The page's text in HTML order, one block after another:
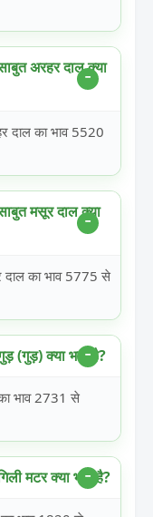
अरहर दाल क्या
दाल का भाव 5520
मसूर दाल क्या
का भाव 5775 से
क्या भाव है?
भाव 2731 से
मटर क्या भाव है?